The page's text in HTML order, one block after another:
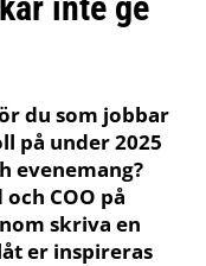
du som jobbar
på under 2025
evenemang?
COO på
skriva en
er inspireras